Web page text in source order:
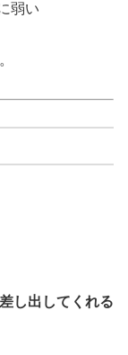
弱い
し出してくれる